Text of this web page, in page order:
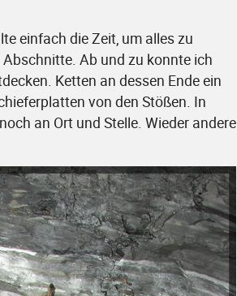
einfach die Zeit, um alles zu
Ab und zu konnte ich
Ketten an dessen Ende ein
von den Stößen. In
an Ort und Stelle. Wieder andere